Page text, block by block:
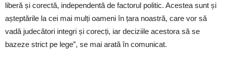
liberă și corectă, independentă de factorul politic. Acestea sunt și
așteptările la cei mai mulți oameni în țara noastră, care vor să
vadă judecători integri și corecți, iar deciziile acestora să se
bazeze strict pe lege”, se mai arată în comunicat.